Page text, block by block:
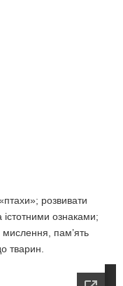
розвивати
істотними ознаками;
мислення, пам’ять
тварин.